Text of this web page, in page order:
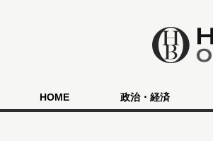
HOME 政治・経済